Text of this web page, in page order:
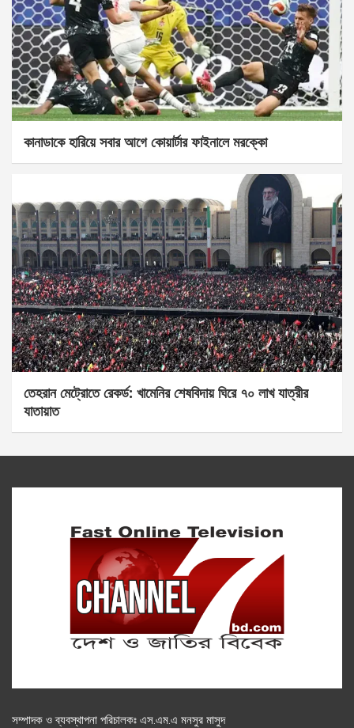
কানাডাকে হারিয়ে সবার আগে কোয়ার্টার ফাইনালে মরক্কো
তেহরান মেট্রোতে রেকর্ড: খামেনির শেষবিদায় ঘিরে ৭০ লাখ যাত্রীর
যাতায়াত
সম্পাদক ও ব্যবস্থাপনা পরিচালকঃ এস.এম.এ মনসুর মাসুদ